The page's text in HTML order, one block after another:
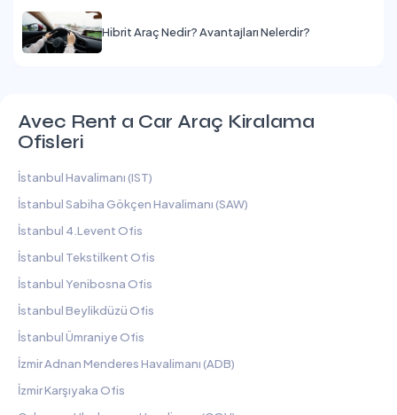
Hibrit Araç Nedir? Avantajları Nelerdir?
Avec Rent a Car Araç Kiralama
Ofisleri
İstanbul Havalimanı (IST)
İstanbul Sabiha Gökçen Havalimanı (SAW)
İstanbul 4.Levent Ofis
İstanbul Tekstilkent Ofis
İstanbul Yenibosna Ofis
İstanbul Beylikdüzü Ofis
İstanbul Ümraniye Ofis
İzmir Adnan Menderes Havalimanı (ADB)
İzmir Karşıyaka Ofis